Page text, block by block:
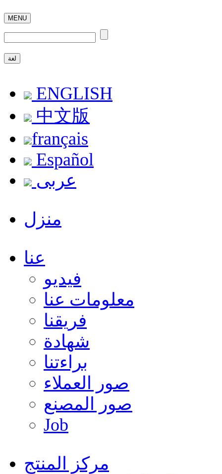
MENU
لغة
ENGLISH
中文版
français
Español
عربى
منزل
عنا
فيديو
معلومات عنا
فريقنا
شهادة
براءتنا
صور العملاء
صور المصنع
Job
مركز المنتج